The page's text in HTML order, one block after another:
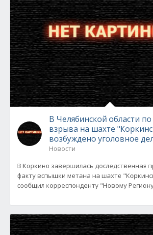
В Челябинской области
взрыва на шахте
возбуждено уголовное
Новости
В Коркино завершилась доследственная
факту вспышки метана на шахте
сообщил корреспонденту "Новому